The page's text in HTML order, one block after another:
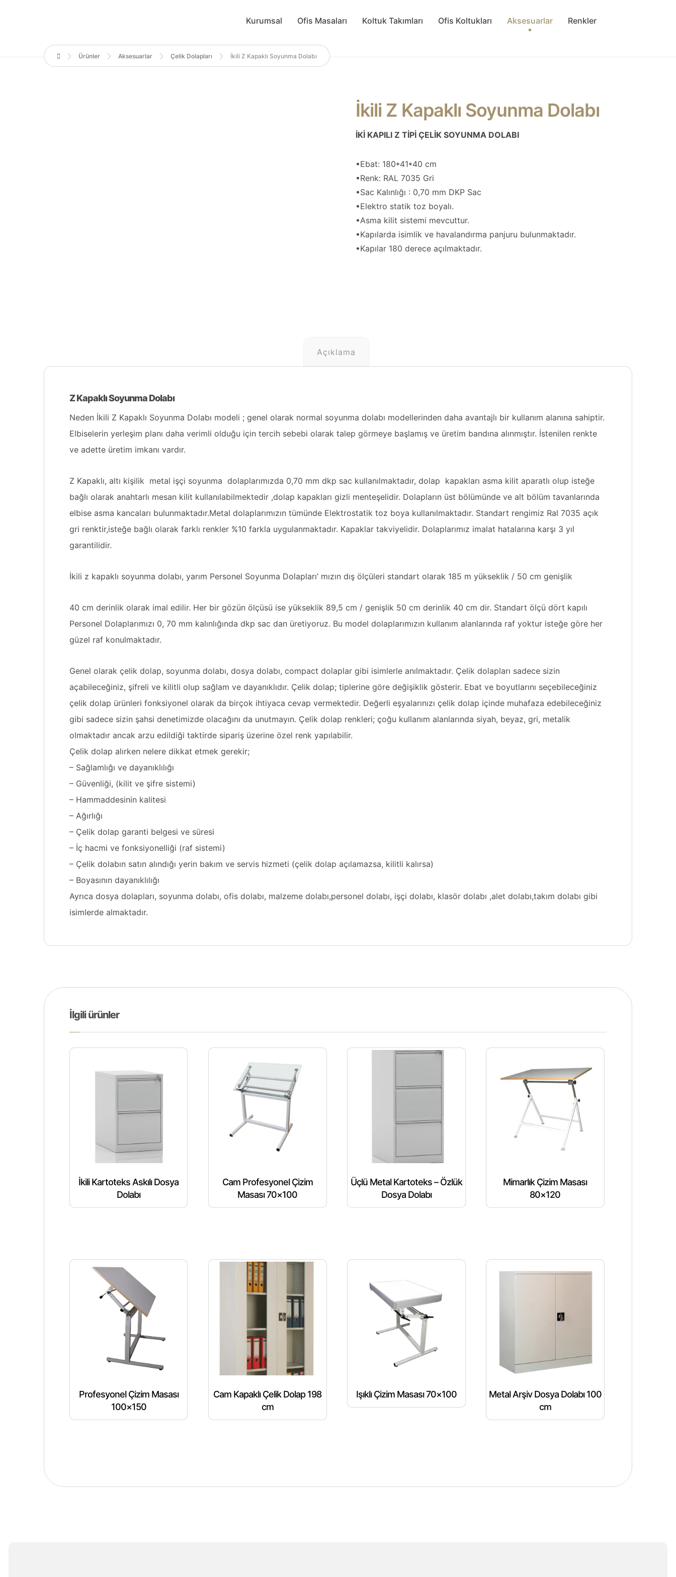
Kurumsal Ofis Masaları Koltuk Takımları Ofis Koltukları Aksesuarlar Renkler
Ürünler Aksesuarlar Çelik Dolapları İkili Z Kapaklı Soyunma Dolabı
İkili Z Kapaklı Soyunma Dolabı
İKİ KAPILI Z TİPİ ÇELİK SOYUNMA DOLABI
•Ebat: 180*41*40 cm
•Renk: RAL 7035 Gri
•Sac Kalınlığı : 0,70 mm DKP Sac
•Elektro statik toz boyalı.
•Asma kilit sistemi mevcuttur.
•Kapılarda isimlik ve havalandırma panjuru bulunmaktadır.
•Kapılar 180 derece açılmaktadır.
Açıklama
Z Kapaklı Soyunma Dolabı
Neden İkili Z Kapaklı Soyunma Dolabı modeli ; genel olarak normal soyunma dolabı modellerinden daha avantajlı bir kullanım alanına sahiptir.
Elbiselerin yerleşim planı daha verimli olduğu için tercih sebebi olarak talep görmeye başlamış ve üretim bandına alınmıştır. İstenilen renkte
ve adette üretim imkanı vardır.
Z Kapaklı, altı kişilik metal işçi soyunma dolaplarımızda 0,70 mm dkp sac kullanılmaktadır, dolap kapakları asma kilit aparatlı olup isteğe
bağlı olarak anahtarlı mesan kilit kullanılabilmektedir ,dolap kapakları gizli menteşelidir. Dolapların üst bölümünde ve alt bölüm tavanlarında
elbise asma kancaları bulunmaktadır.Metal dolaplarımızın tümünde Elektrostatik toz boya kullanılmaktadır. Standart rengimiz Ral 7035 açık
gri renktir,isteğe bağlı olarak farklı renkler %10 farkla uygulanmaktadır. Kapaklar takviyelidir. Dolaplarımız imalat hatalarına karşı 3 yıl
garantilidir.
İkili z kapaklı soyunma dolabı, yarım Personel Soyunma Dolapları’ mızın dış ölçüleri standart olarak 185 m yükseklik / 50 cm genişlik
40 cm derinlik olarak imal edilir. Her bir gözün ölçüsü ise yükseklik 89,5 cm / genişlik 50 cm derinlik 40 cm dir. Standart ölçü dört kapılı
Personel Dolaplarımızı 0, 70 mm kalınlığında dkp sac dan üretiyoruz. Bu model dolaplarımızın kullanım alanlarında raf yoktur isteğe göre her
güzel raf konulmaktadır.
Genel olarak çelik dolap, soyunma dolabı, dosya dolabı, compact dolaplar gibi isimlerle anılmaktadır. Çelik dolapları sadece sizin
açabileceğiniz, şifreli ve kilitli olup sağlam ve dayanıklıdır. Çelik dolap; tiplerine göre değişiklik gösterir. Ebat ve boyutlarını seçebileceğiniz
çelik dolap ürünleri fonksiyonel olarak da birçok ihtiyaca cevap vermektedir. Değerli eşyalarınızı çelik dolap içinde muhafaza edebileceğiniz
gibi sadece sizin şahsi denetimizde olacağını da unutmayın. Çelik dolap renkleri; çoğu kullanım alanlarında siyah, beyaz, gri, metalik
olmaktadır ancak arzu edildiği taktirde sipariş üzerine özel renk yapılabilir.
Çelik dolap alırken nelere dikkat etmek gerekir;
– Sağlamlığı ve dayanıklılığı
– Güvenliği, (kilit ve şifre sistemi)
– Hammaddesinin kalitesi
– Ağırlığı
– Çelik dolap garanti belgesi ve süresi
– İç hacmi ve fonksiyonelliği (raf sistemi)
– Çelik dolabın satın alındığı yerin bakım ve servis hizmeti (çelik dolap açılamazsa, kilitli kalırsa)
– Boyasının dayanıklılığı
Ayrıca dosya dolapları, soyunma dolabı, ofis dolabı, malzeme dolabı,personel dolabı, işçi dolabı, klasör dolabı ,alet dolabı,takım dolabı gibi
isimlerde almaktadır.
İlgili ürünler
İkili Kartoteks Askılı Dosya
Dolabı
Cam Profesyonel Çizim
Masası 70×100
Üçlü Metal Kartoteks – Özlük
Dosya Dolabı
Mimarlık Çizim Masası
80×120
Profesyonel Çizim Masası
100×150
Cam Kapaklı Çelik Dolap 198
cm
Işıklı Çizim Masası 70×100
Metal Arşiv Dosya Dolabı 100
cm